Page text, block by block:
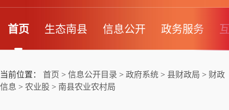
首页 生态南县 信息公开 政务服务
当前位置： 首页 > 信息公开目录 > 政府系统 > 县财政局 > 财政
信息 > 农业股 > 南县农业农村局